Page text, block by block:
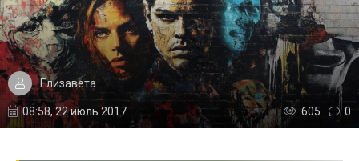
Елизавета
08:58, 22 июль 2017 605 0